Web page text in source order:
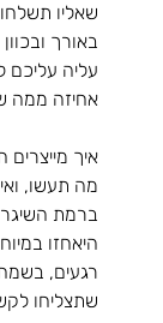
שאליו תשלחו
באורך
עליה
אחיזה ממה
איך
מה תעשו,
ברמת
היאחזו
רגעים,
שתצליחו